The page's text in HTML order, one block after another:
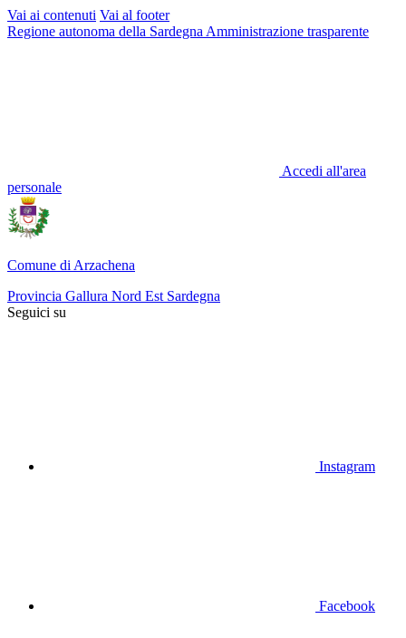
Vai ai contenuti Vai al footer
Regione autonoma della Sardegna Amministrazione trasparente
Accedi all'area
personale
Comune di Arzachena
Provincia Gallura Nord Est Sardegna
Seguici su
Instagram
Facebook